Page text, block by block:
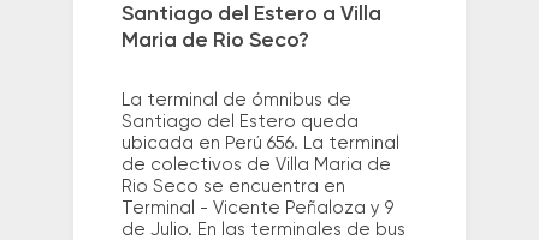
Santiago del Estero a Villa
Maria de Rio Seco?
La terminal de ómnibus de
Santiago del Estero queda
ubicada en Perú 656. La terminal
de colectivos de Villa Maria de
Rio Seco se encuentra en
Terminal - Vicente Peñaloza y 9
de Julio. En las terminales de bus